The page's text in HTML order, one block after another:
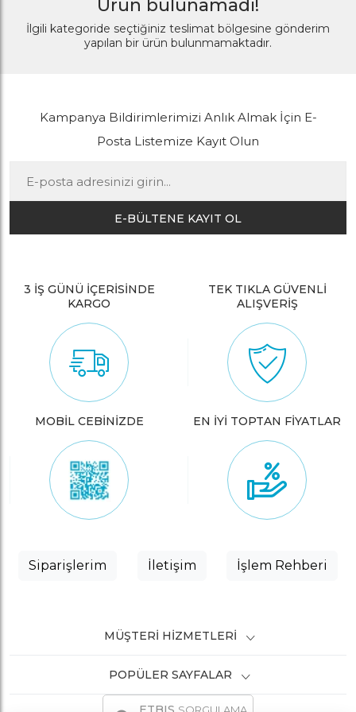
Ürün bulunamadı!
İlgili kategoride seçtiğiniz teslimat bölgesine gönderim
yapılan bir ürün bulunmamaktadır.
Kampanya Bildirimlerimizi Anlık Almak İçin E-
Posta Listemize Kayıt Olun
E-BÜLTENE KAYIT OL
3 İŞ GÜNÜ İÇERİSİNDE
KARGO
TEK TIKLA GÜVENLİ
ALIŞVERİŞ
MOBİL CEBİNİZDE EN İYİ TOPTAN FİYATLAR
Siparişlerim İletişim İşlem Rehberi
MÜŞTERI HIZMETLERI
POPÜLER SAYFALAR